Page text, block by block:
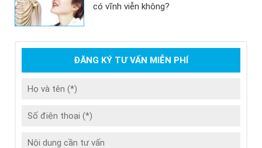
có vĩnh viễn không?
ĐĂNG KÝ TƯ VẤN MIỄN PHÍ